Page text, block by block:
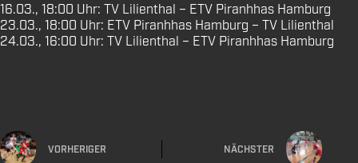
16.03., 18:00 Uhr: TV Lilienthal – ETV Piranhhas Hamburg
23.03., 18:00 Uhr: ETV Piranhhas Hamburg – TV Lilienthal
24.03., 16:00 Uhr: TV Lilienthal – ETV Piranhhas Hamburg
VORHERIGER NÄCHSTER